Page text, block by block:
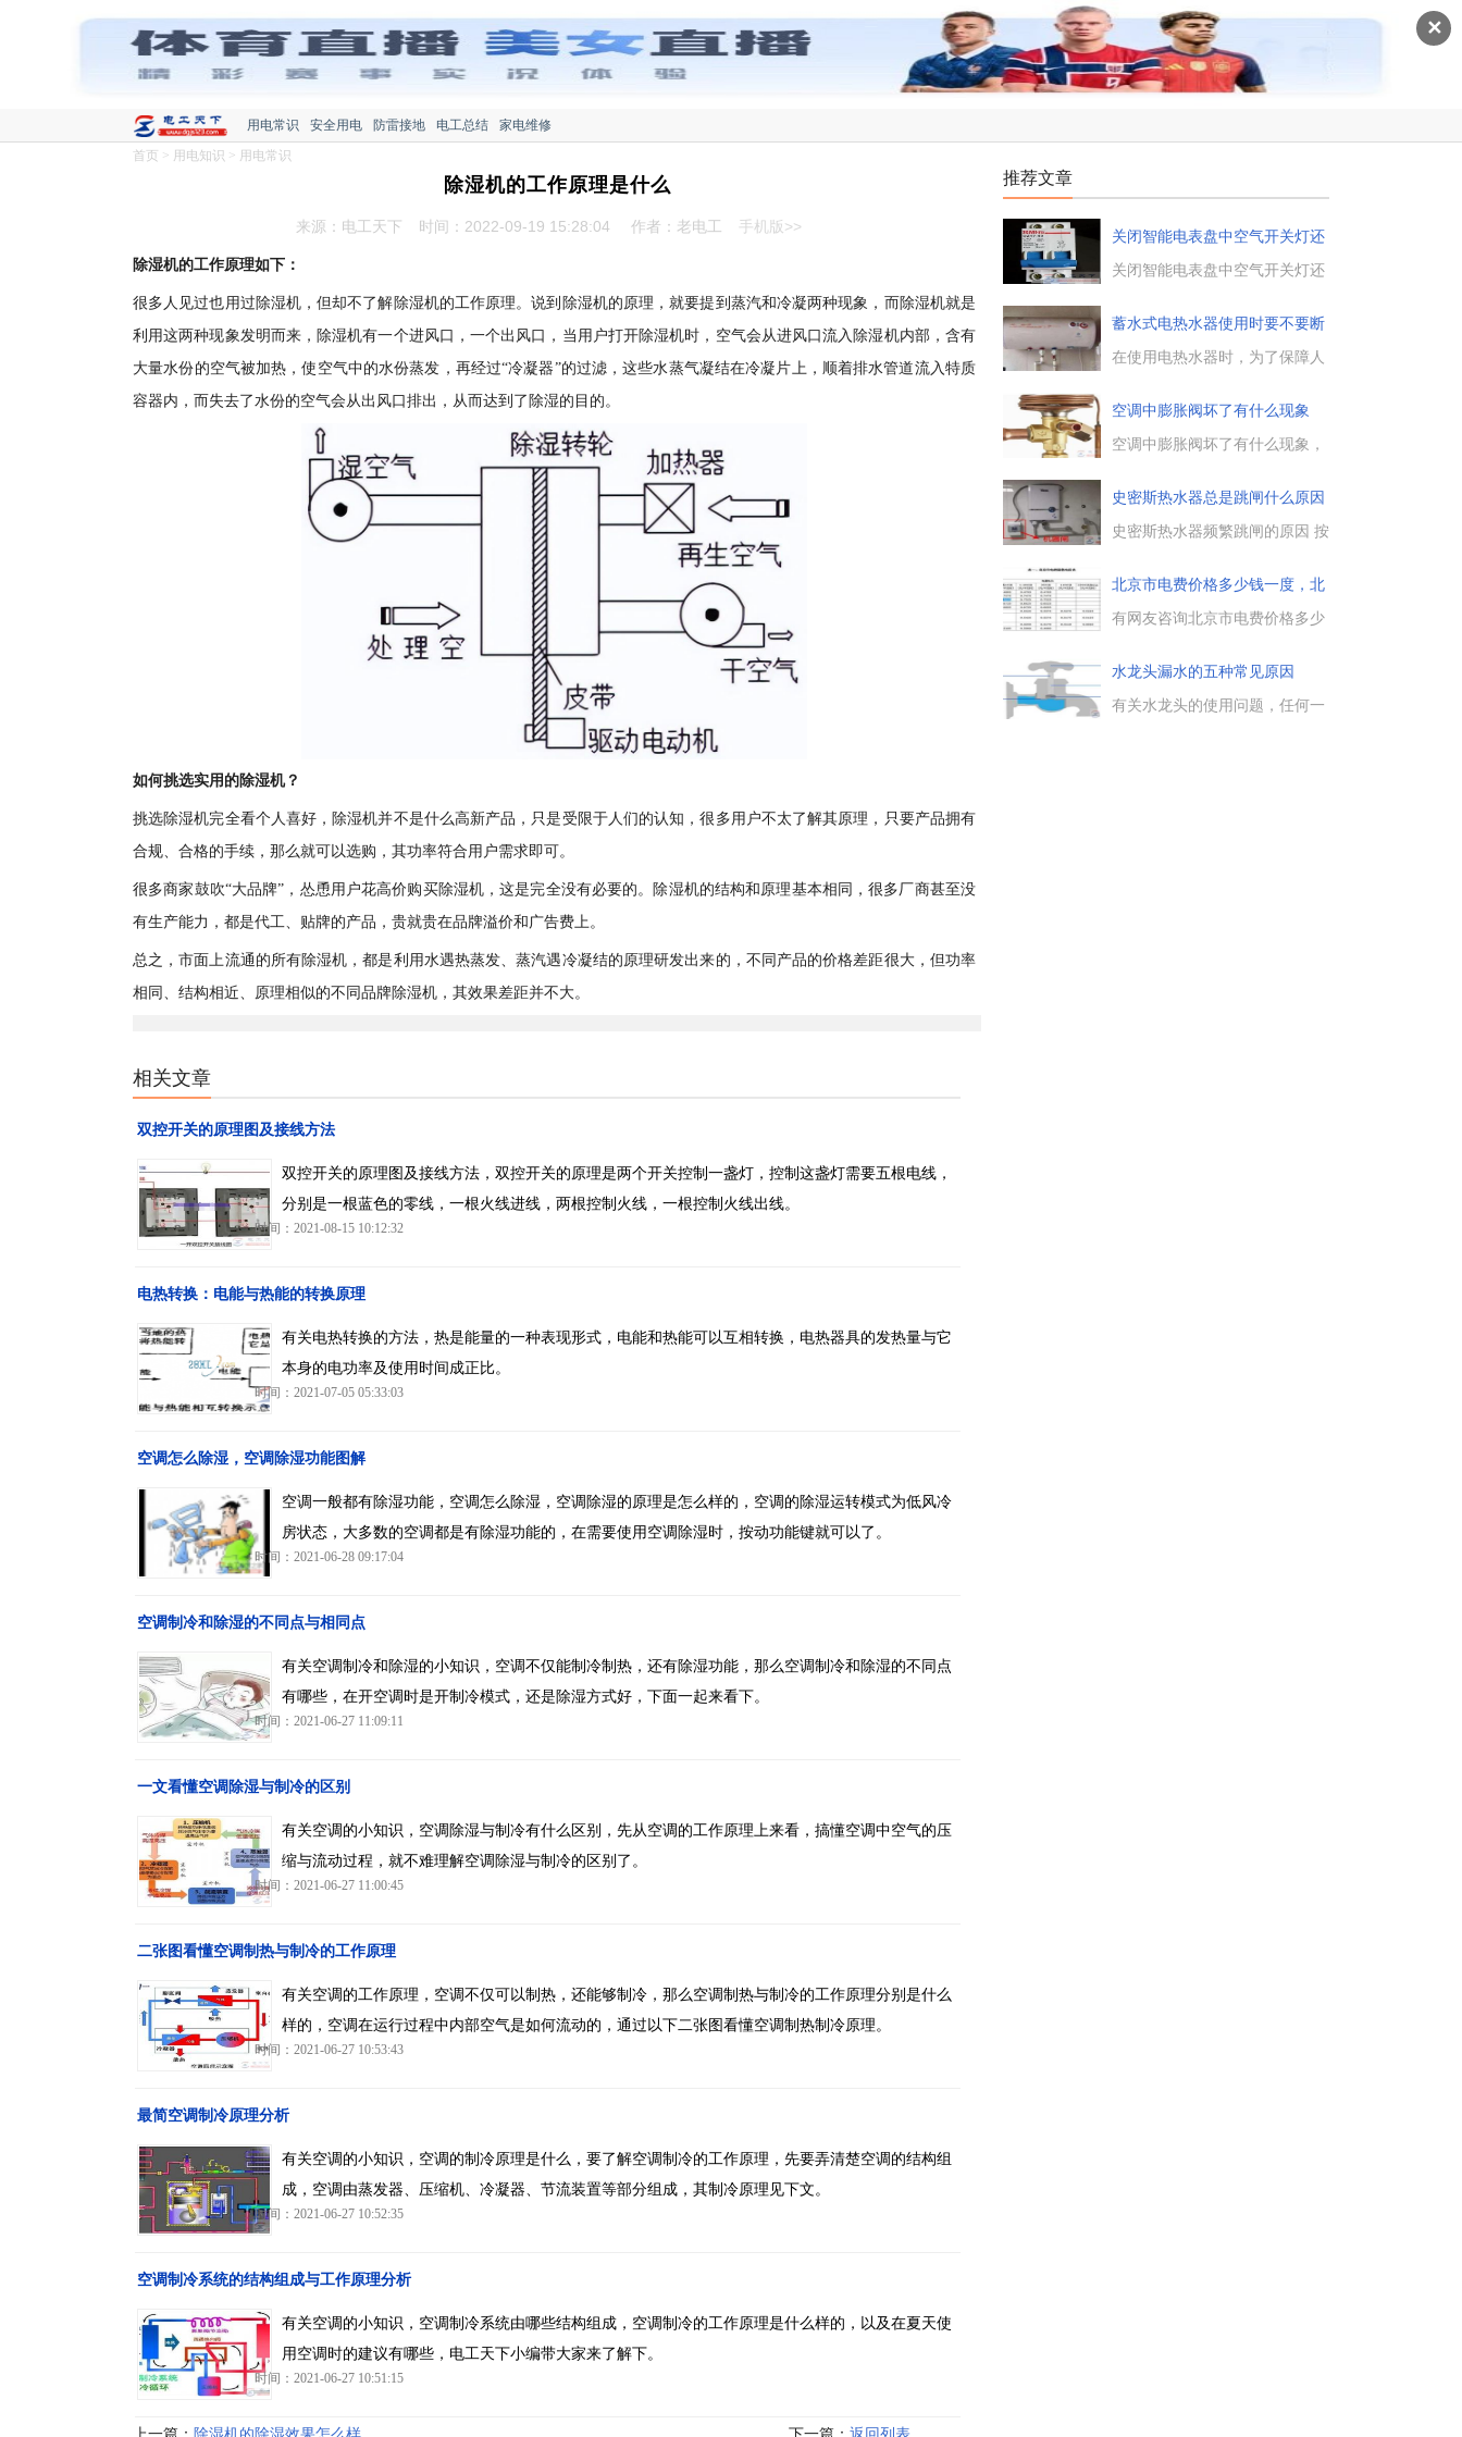
✕
用电常识 安全用电 防雷接地 电工总结
家电维修
首页 > 用电知识 > 用电常识
除湿机的工作原理是什么
来源：电工天下 时间：2022-09-19 15:28:04 作者：老电工 手机版>>
除湿机的工作原理如下：
很多人见过也用过除湿机，但却不了解除湿机的工作原理。说到除湿机的原理，就要提到蒸汽和冷凝两种现象，而除湿机就是
利用这两种现象发明而来，除湿机有一个进风口，一个出风口，当用户打开除湿机时，空气会从进风口流入除湿机内部，含有
大量水份的空气被加热，使空气中的水份蒸发，再经过“冷凝器”的过滤，这些水蒸气凝结在冷凝片上，顺着排水管道流入特质
容器内，而失去了水份的空气会从出风口排出，从而达到了除湿的目的。
如何挑选实用的除湿机？
挑选除湿机完全看个人喜好，除湿机并不是什么高新产品，只是受限于人们的认知，很多用户不太了解其原理，只要产品拥有
合规、合格的手续，那么就可以选购，其功率符合用户需求即可。
很多商家鼓吹“大品牌”，怂恿用户花高价购买除湿机，这是完全没有必要的。除湿机的结构和原理基本相同，很多厂商甚至没
有生产能力，都是代工、贴牌的产品，贵就贵在品牌溢价和广告费上。
总之，市面上流通的所有除湿机，都是利用水遇热蒸发、蒸汽遇冷凝结的原理研发出来的，不同产品的价格差距很大，但功率
相同、结构相近、原理相似的不同品牌除湿机，其效果差距并不大。
相关文章
双控开关的原理图及接线方法
双控开关的原理图及接线方法，双控开关的原理是两个开关控制一盏灯，控制这盏灯需要五根电线，
分别是一根蓝色的零线，一根火线进线，两根控制火线，一根控制火线出线。
时间：2021-08-15 10:12:32
电热转换：电能与热能的转换原理
有关电热转换的方法，热是能量的一种表现形式，电能和热能可以互相转换，电热器具的发热量与它
本身的电功率及使用时间成正比。
时间：2021-07-05 05:33:03
空调怎么除湿，空调除湿功能图解
空调一般都有除湿功能，空调怎么除湿，空调除湿的原理是怎么样的，空调的除湿运转模式为低风冷
房状态，大多数的空调都是有除湿功能的，在需要使用空调除湿时，按动功能键就可以了。
时间：2021-06-28 09:17:04
空调制冷和除湿的不同点与相同点
有关空调制冷和除湿的小知识，空调不仅能制冷制热，还有除湿功能，那么空调制冷和除湿的不同点
有哪些，在开空调时是开制冷模式，还是除湿方式好，下面一起来看下。
时间：2021-06-27 11:09:11
一文看懂空调除湿与制冷的区别
有关空调的小知识，空调除湿与制冷有什么区别，先从空调的工作原理上来看，搞懂空调中空气的压
缩与流动过程，就不难理解空调除湿与制冷的区别了。
时间：2021-06-27 11:00:45
二张图看懂空调制热与制冷的工作原理
有关空调的工作原理，空调不仅可以制热，还能够制冷，那么空调制热与制冷的工作原理分别是什么
样的，空调在运行过程中内部空气是如何流动的，通过以下二张图看懂空调制热制冷原理。
时间：2021-06-27 10:53:43
最简空调制冷原理分析
有关空调的小知识，空调的制冷原理是什么，要了解空调制冷的工作原理，先要弄清楚空调的结构组
成，空调由蒸发器、压缩机、冷凝器、节流装置等部分组成，其制冷原理见下文。
时间：2021-06-27 10:52:35
空调制冷系统的结构组成与工作原理分析
有关空调的小知识，空调制冷系统由哪些结构组成，空调制冷的工作原理是什么样的，以及在夏天使
用空调时的建议有哪些，电工天下小编带大家来了解下。
时间：2021-06-27 10:51:15
推荐文章
关闭智能电表盘中空气开关灯还
亮
关闭智能电表盘中空气开关灯还
还继续亮，可能是开关只关闭了
火线断掉零线，灯才会继续亮。
一般总开关控制两根线，即火线
了一根零线。...
蓄水式电热水器使用时要不要断
电
在使用电热水器时，为了保障人
用，如果不断电的话，会不会有
什么安全隐患，有关蓄水式电热
水器的问题，电工天下小编带大
空调中膨胀阀坏了有什么现象
空调中膨胀阀坏了有什么现象，
温膨胀阀，另一种是电子膨胀
阀。膨胀阀在空调的作用是控制
制冷剂的流量，以此来控制制冷
一样，不同之处是膨胀阀是受控
制的，而毛细管是固定不变
的。...
史密斯热水器总是跳闸什么原因
史密斯热水器频繁跳闸的原因 按
漏电保护装置才可以使用。一般
频繁跳闸，多是选用的漏电保护
装置偏小。判断方法：用单手
关的塑胶部分，若感觉很热，基
本可以确定是漏电开关太小。...
北京市电费价格多少钱一度，北
京市
有网友咨询北京市电费价格多少
同时段的电费价格是多少，北京
市一般工商业用电价格是多少，
有没有什么优惠政策，这里小编
水龙头漏水的五种常见原因
有关水龙头的使用问题，任何一